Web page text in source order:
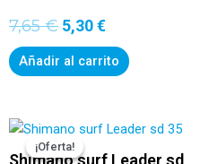
7,65€ 5,30€
Añadir al carrito
¡Oferta!
¡Oferta!
Shimano surf Leader sd
El
precio
El
precio